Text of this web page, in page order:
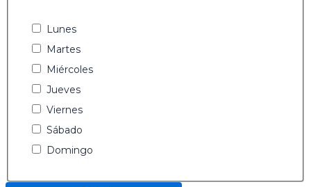
Lunes
Martes
Miércoles
Jueves
Viernes
Sábado
Domingo